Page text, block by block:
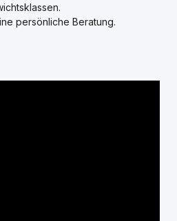
persönliche Beratung.